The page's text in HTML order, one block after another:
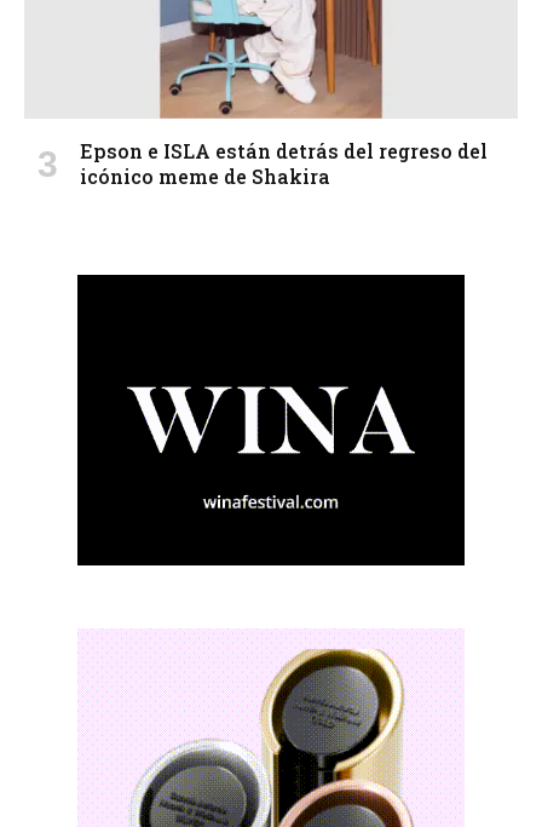
Epson e ISLA están detrás del regreso del
icónico meme de Shakira